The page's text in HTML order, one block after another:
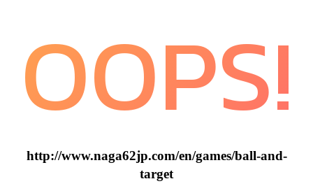
OOPS!
http://www.naga62jp.com/en/games/ball-and-
target